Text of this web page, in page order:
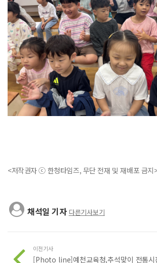
<저작권자 ⓒ 한청타임즈, 무단 전재 및 재배포 금지
채석일 기자 다른기사보기
이전기사
[Photo line]예천교육청,추석맞이 전통시